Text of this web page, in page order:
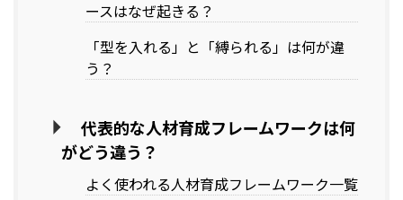
ースはなぜ起きる？
「型を入れる」と「縛られる」は何が違
う？
代表的な人材育成フレームワークは何
がどう違う？
よく使われる人材育成フレームワーク一覧